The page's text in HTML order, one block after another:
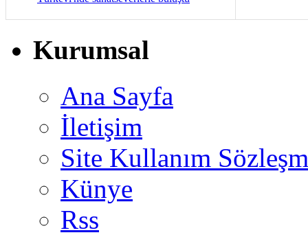
Kurumsal
Ana Sayfa
İletişim
Site Kullanım
Künye
Rss